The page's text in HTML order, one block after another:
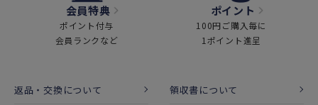
会員特典
ポイント付与
会員ランクなど
ポイント
100円ご購入毎に
1ポイント進呈
返品・交換について 領収書について